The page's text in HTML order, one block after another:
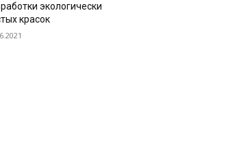
экологически
красок